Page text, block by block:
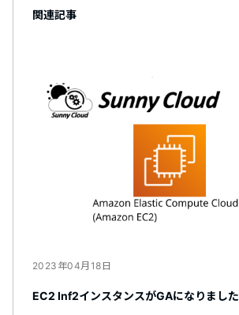
関連記事
2023年04月18日
EC2 Inf2インスタンスがGAになりました